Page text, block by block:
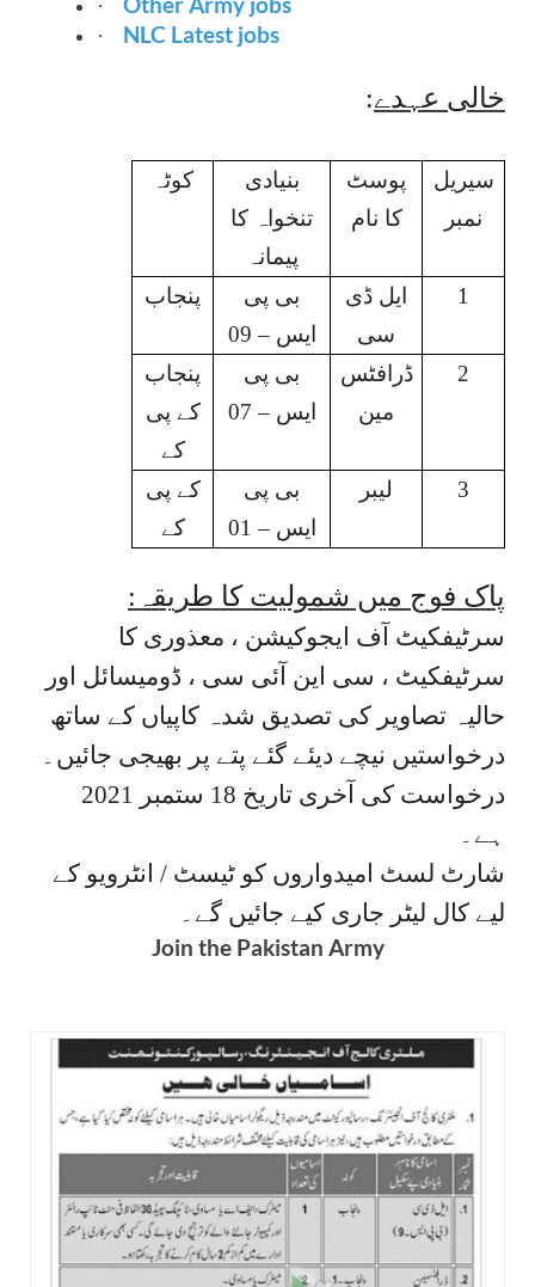
· NLC Latest jobs
خالی عہدے:
سیریل
نمبر
پوسٹ
کا نام
بنیادی
تنخواہ کا
پیمانہ
کوٹہ
1
ایل ڈی
سی
بی پی
ایس – 09
پنجاب
2
ڈرافٹس
مین
بی پی
ایس – 07
پنجاب
کے پی
کے
3
لیبر
بی پی
ایس – 01
کے پی
کے
پاک فوج میں شمولیت کا طریقہ:
سرٹیفکیٹ آف ایجوکیشن ، معذوری کا
سرٹیفکیٹ ، سی این آئی سی ، ڈومیسائل اور
حالیہ تصاویر کی تصدیق شدہ کاپیاں کے ساتھ
درخواستیں نیچے دیئے گئے پتے پر بھیجی جائیں۔
درخواست کی آخری تاریخ 18 ستمبر 2021
ہے۔
شارٹ لسٹ امیدواروں کو ٹیسٹ / انٹرویو کے
لیے کال لیٹر جاری کیے جائیں گے۔
Join the Pakistan Army